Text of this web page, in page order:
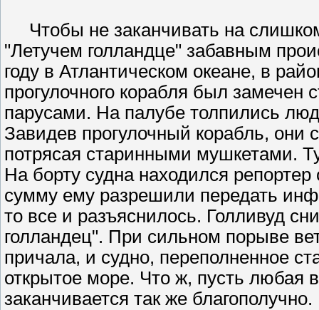
Чтобы не заканчивать на
"Летучем голландце" забавным
году в Атлантическом океане, в
прогулочного корабля был
парусами. На палубе толпились
Завидев прогулочный корабль, они
потрясая старинными мушкетами.
На борту судна находился
сумму ему разрешили передать
то все и разъяснилось. Голливуд
голландец". При сильном порыве
причала, и судно, переполненное
открытое море. Что ж, пусть любая
заканчивается так же благополучно.